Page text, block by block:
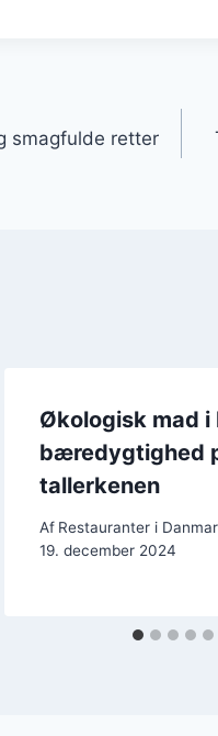
smagfulde retter
Økologisk mad i
bæredygtighed
tallerkenen
Af Restauranter i
19. december 2024